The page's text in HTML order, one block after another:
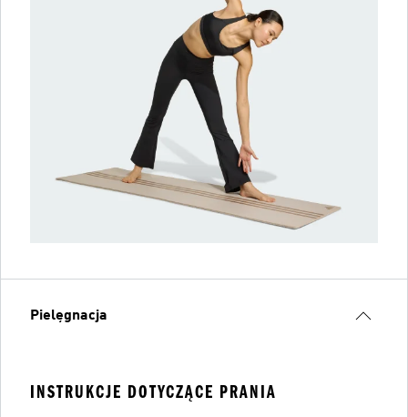
Pielęgnacja
INSTRUKCJE DOTYCZĄCE PRANIA